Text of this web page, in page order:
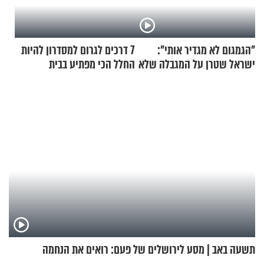
"הגמגום לא מגדיר אותי":
ישראל שטרן על המגבלה שלא
7 דרכים לגרום למסדרון להיות
החלל הכי מפתיע בבית
תשעה באב | מסע לירושלים של פעם: רואים את הנחמה